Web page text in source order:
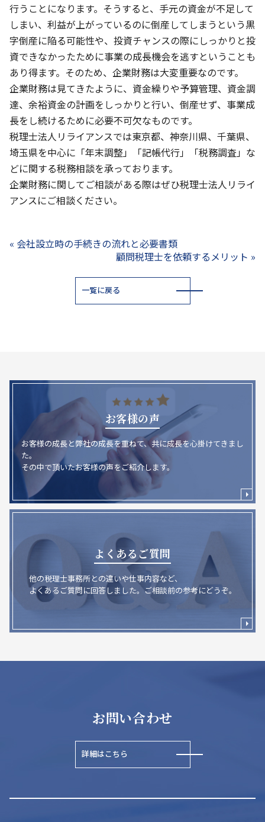
行うことになります。そうすると、手元の資金が不足して
しまい、利益が上がっているのに倒産してしまうという黒
字倒産に陥る可能性や、投資チャンスの際にしっかりと投
資できなかったために事業の成長機会を逃すということも
あり得ます。そのため、企業財務は大変重要なのです。
企業財務は見てきたように、資金繰りや予算管理、資金調
達、余裕資金の計画をしっかりと行い、倒産せず、事業成
長をし続けるために必要不可欠なものです。
税理士法人リライアンスでは東京都、神奈川県、千葉県、
埼玉県を中心に「年末調整」「記帳代行」「税務調査」な
どに関する税務相談を承っております。
企業財務に関してご相談がある際はぜひ税理士法人リライ
アンスにご相談ください。
« 会社設立時の手続きの流れと必要書類
顧問税理士を依頼するメリット »
一覧に戻る
お客様の声
お客様の成長と弊社の成長を重ねて、共に成長を心掛けてきまし
た。
その中で頂いたお客様の声をご紹介します。
よくあるご質問
他の税理士事務所との違いや仕事内容など、
よくあるご質問に回答しました。ご相談前の参考にどうぞ。
お問い合わせ
詳細はこちら